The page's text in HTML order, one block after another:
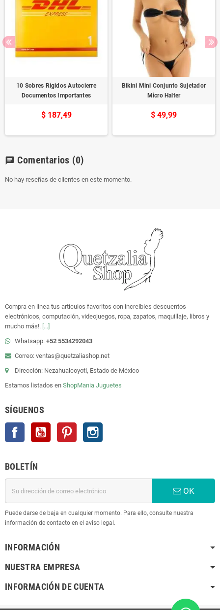
10 Sobres Rígidos Autocierre
Documentos Importantes
$ 187,49
Bikini Mini Conjunto Sujetador
Micro Halter
$ 49,99
chat Comentarios (0)
No hay reseñas de clientes en este momento.
Compra en linea tus artículos favoritos con increíbles descuentos
electrónicos, computación, videojuegos, ropa, zapatos, maquillaje, libros y
mucho más!. [...]
Whatsapp: +52 5534292043
Correo: ventas@quetzaliashop.net
Dirección: Nezahualcoyotl, Estado de México
Estamos listados en ShopMania Juguetes
SÍGUENOS
Facebook YouTube Pinterest
BOLETÍN
OK
Puede darse de baja en cualquier momento. Para ello, consulte nuestra
información de contacto en el aviso legal.
INFORMACIÓN
NUESTRA EMPRESA
INFORMACIÓN DE CUENTA